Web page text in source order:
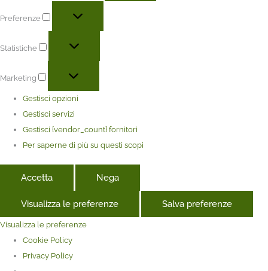
Preferenze
Statistiche
Marketing
Gestisci opzioni
Gestisci servizi
Gestisci {vendor_count} fornitori
Per saperne di più su questi scopi
Accetta Nega
Visualizza le preferenze Salva preferenze
Visualizza le preferenze
Cookie Policy
Privacy Policy